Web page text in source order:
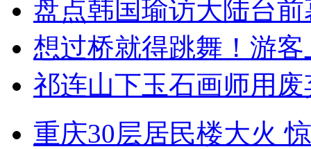
盘点韩国瑜访大陆台
想过桥就得跳舞！游客
祁连山下玉石画师用
重庆30层居民楼大火